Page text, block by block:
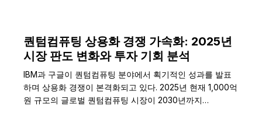
퀀텀컴퓨팅 상용화 경쟁 가속화: 2025년
시장 판도 변화와 투자 기회 분석
IBM과 구글이 퀀텀컴퓨팅 분야에서 획기적인 성과를 발표
하며 상용화 경쟁이 본격화되고 있다. 2025년 현재 1,000억
원 규모의 글로벌 퀀텀컴퓨팅 시장이 2030년까지…